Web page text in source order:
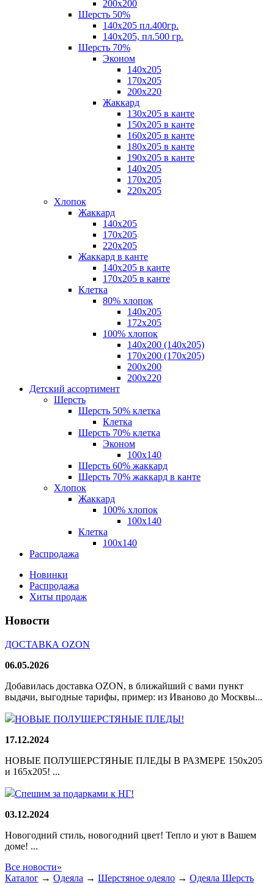
200х200
Шерсть 50%
140х205 пл.400гр.
140х205, пл.500 гр.
Шерсть 70%
Эконом
140х205
170х205
200х220
Жаккард
130х205 в канте
150х205 в канте
160х205 в канте
180х205 в канте
190х205 в канте
140х205
170х205
220х205
Хлопок
Жаккард
140x205
170х205
220х205
Жаккард в канте
140х205 в канте
170х205 в канте
Клетка
80% хлопок
140x205
172х205
100% хлопок
140x200 (140х205)
170x200 (170х205)
200х200
200х220
Детский ассортимент
Шерсть
Шерсть 50% клетка
Клетка
Шерсть 70% клетка
Эконом
100x140
Шерсть 60% жаккард
Шерсть 70% жаккард в канте
Хлопок
Жаккард
100% хлопок
100x140
Клетка
100х140
Распродажа
Новинки
Распродажа
Хиты продаж
Новости
ДОСТАВКА OZON
06.05.2026
Добавилась доставка OZON, в ближайший с вами пункт
выдачи, выгодные тарифы, пример: из Иваново до Москвы...
НОВЫЕ ПОЛУШЕРСТЯНЫЕ ПЛЕДЫ!
17.12.2024
НОВЫЕ ПОЛУШЕРСТЯНЫЕ ПЛЕДЫ В РАЗМЕРЕ 150х205
и 165х205! ...
Спешим за подарками к НГ!
03.12.2024
Новогодний стиль, новогодний цвет! Тепло и уют в Вашем
доме! ...
Все новости»
Каталог → Одеяла → Шерстяное одеяло → Одеяла Шерсть